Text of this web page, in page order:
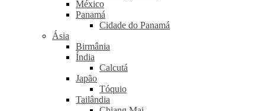
México
Panamá
Cidade do Panamá
Ásia
Birmânia
Índia
Calcutá
Japão
Tóquio
Tailândia